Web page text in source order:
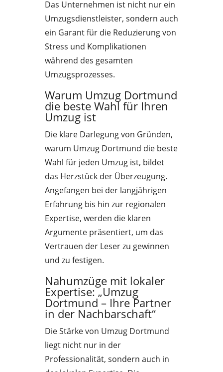
Das Unternehmen ist nicht nur ein
Umzugsdienstleister, sondern auch
ein Garant für die Reduzierung von
Stress und Komplikationen
während des gesamten
Umzugsprozesses.
Warum Umzug Dortmund
die beste Wahl für Ihren
Umzug ist
Die klare Darlegung von Gründen,
warum Umzug Dortmund die beste
Wahl für jeden Umzug ist, bildet
das Herzstück der Überzeugung.
Angefangen bei der langjährigen
Erfahrung bis hin zur regionalen
Expertise, werden die klaren
Argumente präsentiert, um das
Vertrauen der Leser zu gewinnen
und zu festigen.
Nahumzüge mit lokaler
Expertise: „Umzug
Dortmund – Ihre Partner
in der Nachbarschaft“
Die Stärke von Umzug Dortmund
liegt nicht nur in der
Professionalität, sondern auch in